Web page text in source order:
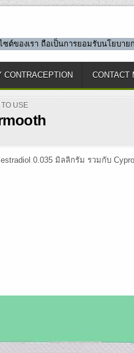
ต์ของเรา ถือเป็นการยอมรับนโยบาย
CONTRACEPTION CONTACT
TO USE
0.035 มิลลิกรัม รวมกับ